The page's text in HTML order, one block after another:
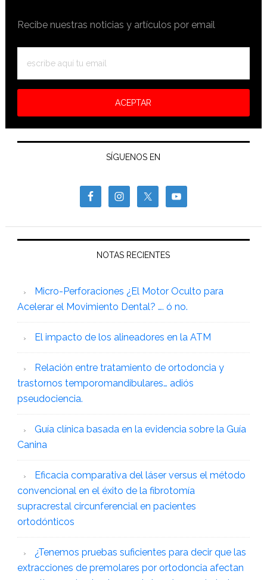
Recibe nuestras noticias y artículos por email
SÍGUENOS EN
NOTAS RECIENTES
Micro-Perforaciones ¿El Motor Oculto para
Acelerar el Movimiento Dental? …. ó no.
El impacto de los alineadores en la ATM
Relación entre tratamiento de ortodoncia y
trastornos temporomandibulares… adiós
pseudociencia.
Guía clínica basada en la evidencia sobre la Guía
Canina
Eficacia comparativa del láser versus el método
convencional en el éxito de la fibrotomía
supracrestal circunferencial en pacientes
ortodónticos
¿Tenemos pruebas suficientes para decir que las
extracciones de premolares por ortodoncia afectan